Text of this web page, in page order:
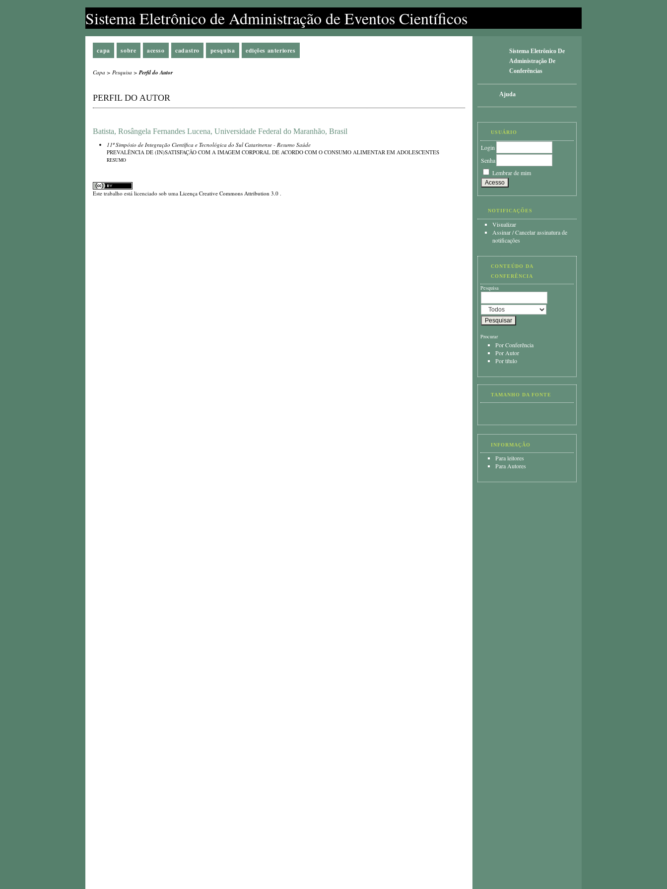
Sistema Eletrônico de Administração de Eventos Científicos
Sistema Eletrônico De
Administração De
Conferências
Ajuda
USUÁRIO
Login
Senha
Lembrar de mim
NOTIFICAÇÕES
Visualizar
Assinar/Cancelar assinatura de
notificações
CONTEÚDO DA
CONFERÊNCIA
Pesquisa
Procurar
Por Conferência
Por Autor
Por título
TAMANHO DA FONTE
INFORMAÇÃO
Para leitores
Para Autores
capa sobre acesso cadastro pesquisa edições anteriores
Capa > Pesquisa >Perfil do Autor
PERFIL DO AUTOR
Batista, Rosângela Fernandes Lucena, Universidade Federal do Maranhão, Brasil
11º Simpósio de Integração Científica e Tecnológica do Sul Catarinense - Resumo Saúde
PREVALÊNCIA DE (IN)SATISFAÇÃO COM A IMAGEM CORPORAL DE ACORDO COM O CONSUMO ALIMENTAR EM ADOLESCENTES
RESUMO
Este trabalho está licenciado sob uma Licença Creative Commons Attribution 3.0 .